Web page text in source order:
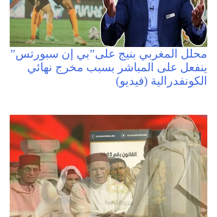
محلل المغربي بنيج على”بي إن سبورتس”
ينفعل على المباشر بسبب مخرج نهائي
الكونفدرالية (فيديو)